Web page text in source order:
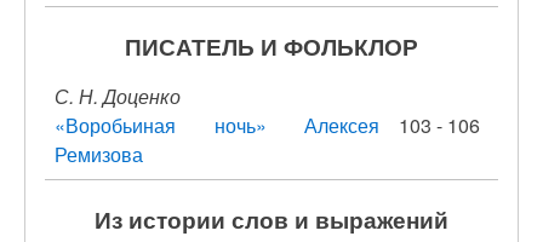
ПИСАТЕЛЬ И ФОЛЬКЛОР
С. Н. Доценко
«Воробьиная ночь» Алексея
Ремизова
103 - 106
Из истории слов и выражений